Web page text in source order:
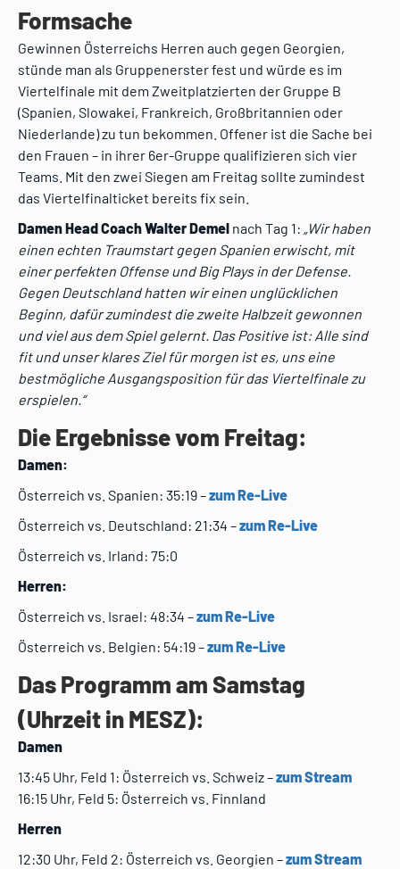
Formsache
Gewinnen Österreichs Herren auch gegen Georgien,
stünde man als Gruppenerster fest und würde es im
Viertelfinale mit dem Zweitplatzierten der Gruppe B
(Spanien, Slowakei, Frankreich, Großbritannien oder
Niederlande) zu tun bekommen. Offener ist die Sache bei
den Frauen – in ihrer 6er-Gruppe qualifizieren sich vier
Teams. Mit den zwei Siegen am Freitag sollte zumindest
das Viertelfinalticket bereits fix sein.
Damen Head Coach Walter Demel nach Tag 1: „Wir haben
einen echten Traumstart gegen Spanien erwischt, mit
einer perfekten Offense und Big Plays in der Defense.
Gegen Deutschland hatten wir einen unglücklichen
Beginn, dafür zumindest die zweite Halbzeit gewonnen
und viel aus dem Spiel gelernt. Das Positive ist: Alle sind
fit und unser klares Ziel für morgen ist es, uns eine
bestmögliche Ausgangsposition für das Viertelfinale zu
erspielen.“
Die Ergebnisse vom Freitag:
Damen:
Österreich vs. Spanien: 35:19 –zum Re-Live
Österreich vs. Deutschland: 21:34 –zum Re-Live
Österreich vs. Irland: 75:0
Herren:
Österreich vs. Israel: 48:34 –zum Re-Live
Österreich vs. Belgien: 54:19 –zum Re-Live
Das Programm am Samstag
(Uhrzeit in MESZ):
Damen
13:45 Uhr, Feld 1: Österreich vs. Schweiz –zum Stream
16:15 Uhr, Feld 5: Österreich vs. Finnland
Herren
12:30 Uhr, Feld 2: Österreich vs. Georgien –zum Stream